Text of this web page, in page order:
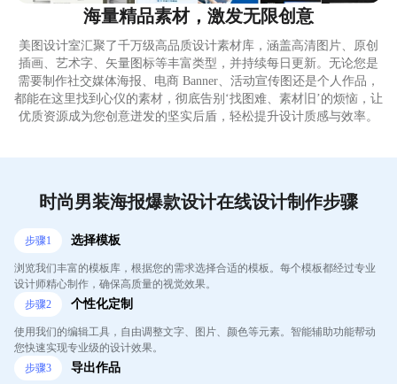
海量精品素材，激发无限创意
美图设计室汇聚了千万级高品质设计素材库，涵盖高清图片、原创
插画、艺术字、矢量图标等丰富类型，并持续每日更新。无论您是
需要制作社交媒体海报、电商 Banner、活动宣传图还是个人作品，
都能在这里找到心仪的素材，彻底告别‘找图难、素材旧’的烦恼，让
优质资源成为您创意迸发的坚实后盾，轻松提升设计质感与效率。
时尚男装海报爆款设计在线设计制作步骤
步骤1 选择模板
浏览我们丰富的模板库，根据您的需求选择合适的模板。每个模板都经过专业
设计师精心制作，确保高质量的视觉效果。
步骤2 个性化定制
使用我们的编辑工具，自由调整文字、图片、颜色等元素。智能辅助功能帮动
您快速实现专业级的设计效果。
步骤3 导出作品